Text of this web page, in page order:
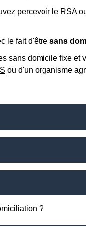
percevoir le RSA
le fait d'être sans
sans domicile fixe et
ou d'un organisme
?